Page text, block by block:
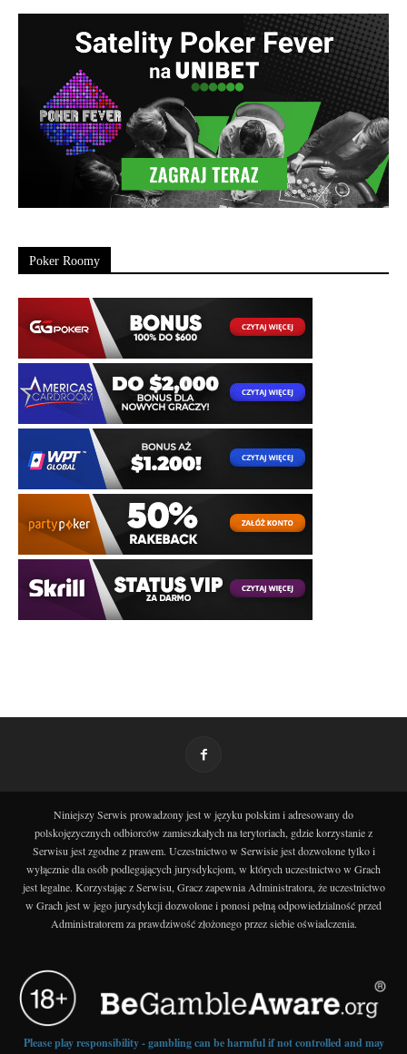
Poker Roomy
Niniejszy Serwis prowadzony jest w języku polskim i adresowany do
polskojęzycznych odbiorców zamieszkałych na terytoriach, gdzie korzystanie z
Serwisu jest zgodne z prawem. Uczestnictwo w Serwisie jest dozwolone tylko i
wyłącznie dla osób podlegających jurysdykcjom, w których uczestnictwo w Grach
jest legalne. Korzystając z Serwisu, Gracz zapewnia Administratora, że uczestnictwo
w Grach jest w jego jurysdykcji dozwolone i ponosi pełną odpowiedzialność przed
Administratorem za prawdziwość złożonego przez siebie oświadczenia.
Please play responsibility - gambling can be harmful if not controlled and may